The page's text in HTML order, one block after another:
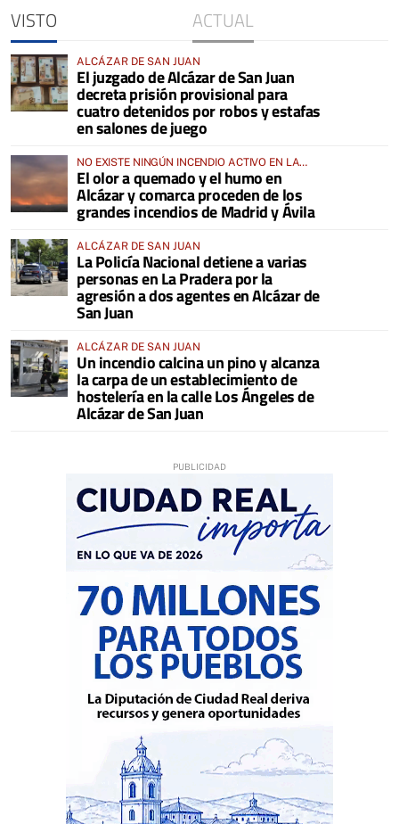
VISTO ACTUAL
ALCÁZAR DE SAN JUAN
El juzgado de Alcázar de San Juan
decreta prisión provisional para
cuatro detenidos por robos y estafas
en salones de juego
NO EXISTE NINGÚN INCENDIO ACTIVO EN LA
COMARCA
El olor a quemado y el humo en
Alcázar y comarca proceden de los
grandes incendios de Madrid y Ávila
ALCÁZAR DE SAN JUAN
La Policía Nacional detiene a varias
personas en La Pradera por la
agresión a dos agentes en Alcázar de
San Juan
ALCÁZAR DE SAN JUAN
Un incendio calcina un pino y alcanza
la carpa de un establecimiento de
hostelería en la calle Los Ángeles de
Alcázar de San Juan